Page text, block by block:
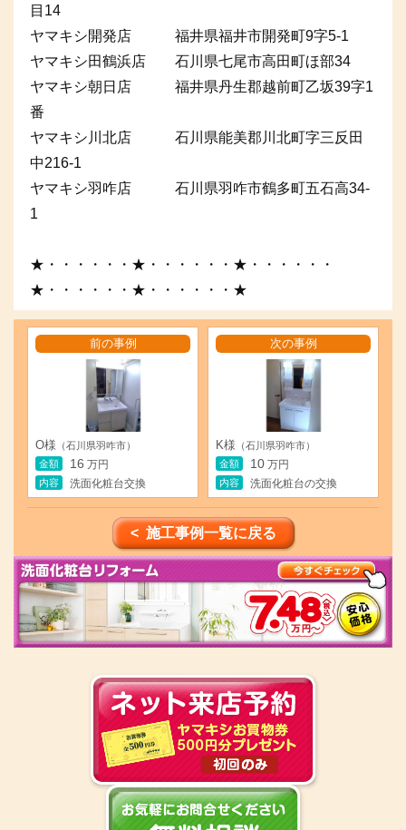
目14
ヤマキシ開発店 福井県福井市開発町9字5-1
ヤマキシ田鶴浜店 石川県七尾市高田町ほ部34
ヤマキシ朝日店 福井県丹生郡越前町乙坂39字1
番
ヤマキシ川北店 石川県能美郡川北町字三反田
中216-1
ヤマキシ羽咋店 石川県羽咋市鶴多町五石高34-
1
★・・・・・・★・・・・・・★・・・・・・
★・・・・・・★・・・・・・★
前の事例
O様 （石川県羽咋市）
金額
16 万円
内容
洗面化粧台交換
次の事例
K様 （石川県羽咋市）
金額
10 万円
内容
洗面化粧台の交換
< 施工事例一覧に戻る